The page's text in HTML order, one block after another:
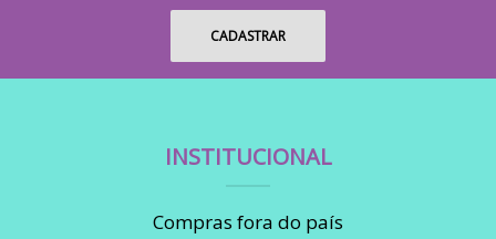
INSTITUCIONAL
Compras fora do país